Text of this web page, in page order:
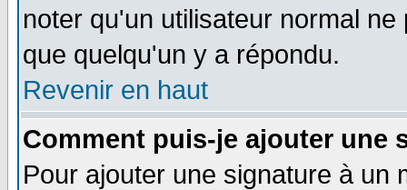
noter qu'un utilisateur normal
que quelqu'un y a répondu.
Revenir en haut
Comment puis-je ajouter une
Pour ajouter une signature à un